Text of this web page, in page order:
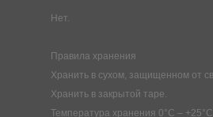
Нет.
Правила хранения
Хранить в сухом, защищенном от
Хранить в закрытой таре.
Температура хранения 0°С –